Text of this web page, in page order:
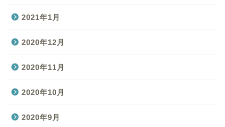
2021年1月
2020年12月
2020年11月
2020年10月
2020年9月